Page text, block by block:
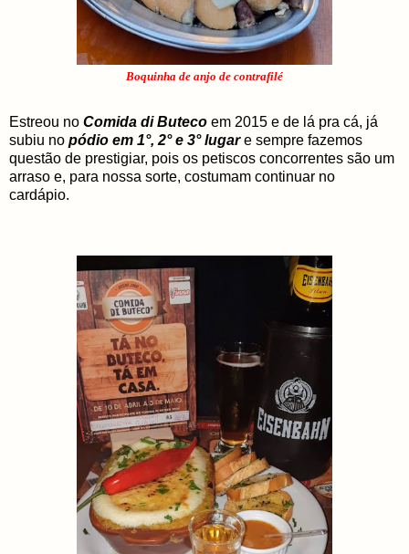
Boquinha de anjo de contrafilé
Estreou no Comida di Buteco em 2015 e de lá pra cá, já
subiu no pódio em 1°, 2° e 3° lugare sempre fazemos
questão de prestigiar, pois os petiscos concorrentes são um
arraso e, para nossa sorte, costumam continuar no
cardápio.